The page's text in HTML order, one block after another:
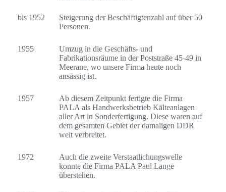
bis 1952
Steigerung der Beschäftigtenzahl auf über 50
Personen.
1955
Umzug in die Geschäfts- und
Fabrikationsräume in der Poststraße 45-49 in
Meerane, wo unsere Firma heute noch
ansässig ist.
1957
Ab diesem Zeitpunkt fertigte die Firma
PALA als Handwerksbetrieb Kälteanlagen
aller Art in Sonderfertigung. Diese waren auf
dem gesamten Gebiet der damaligen DDR
weit verbreitet.
1972
Auch die zweite Verstaatlichungswelle
konnte die Firma PALA Paul Lange
überstehen.